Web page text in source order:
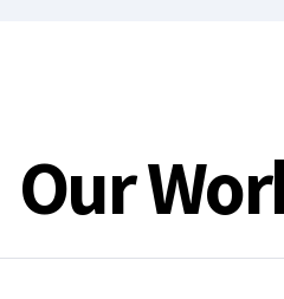
Our